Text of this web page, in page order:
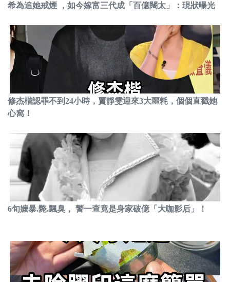
希為追她戒煙 ，如今嫁富三代成「百億闊太」：現狀曝光
修杰楷認罪不到24小時，賈靜雯迎來3大噩耗，個個直戳她
心窩！
6旬嬤暴.斃.飄臭， 警一查竟是身家破億「大咖影后」！